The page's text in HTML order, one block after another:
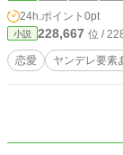
とっては都合の悪いよ
素は薄く残酷描写と
24h.ポイント 0pt
小説 228,667 位 /
恋愛 ヤンデレ要素